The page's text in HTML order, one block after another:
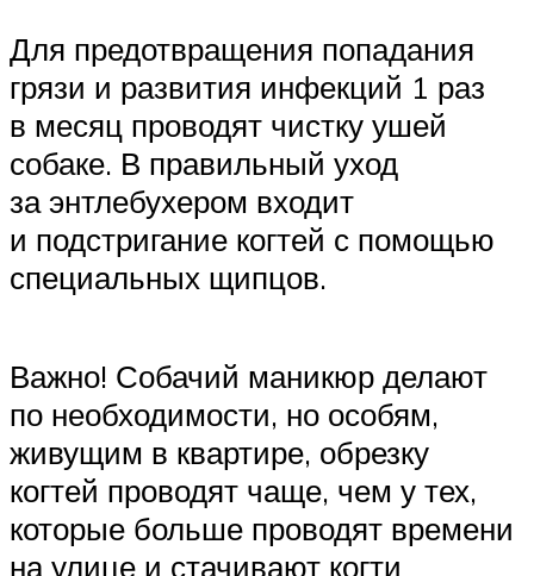
Для предотвращения попадания
грязи и развития инфекций 1 раз
в месяц проводят чистку ушей
собаке. В правильный уход
за энтлебухером входит
и подстригание когтей с помощью
специальных щипцов.
Важно! Собачий маникюр делают
по необходимости, но особям,
живущим в квартире, обрезку
когтей проводят чаще, чем у тех,
которые больше проводят времени
на улице и стачивают когти